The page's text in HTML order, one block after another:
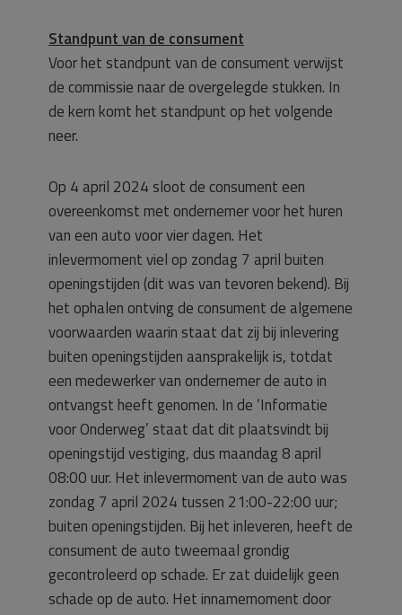
Standpunt van de consument
Voor het standpunt van de consument verwijst
de commissie naar de overgelegde stukken. In
de kern komt het standpunt op het volgende
neer.
Op 4 april 2024 sloot de consument een
overeenkomst met ondernemer voor het huren
van een auto voor vier dagen. Het
inlevermoment viel op zondag 7 april buiten
openingstijden (dit was van tevoren bekend). Bij
het ophalen ontving de consument de algemene
voorwaarden waarin staat dat zij bij inlevering
buiten openingstijden aansprakelijk is, totdat
een medewerker van ondernemer de auto in
ontvangst heeft genomen. In de ‘Informatie
voor Onderweg’ staat dat dit plaatsvindt bij
openingstijd vestiging, dus maandag 8 april
08:00 uur. Het inlevermoment van de auto was
zondag 7 april 2024 tussen 21:00-22:00 uur;
buiten openingstijden. Bij het inleveren, heeft de
consument de auto tweemaal grondig
gecontroleerd op schade. Er zat duidelijk geen
schade op de auto. Het innamemoment door